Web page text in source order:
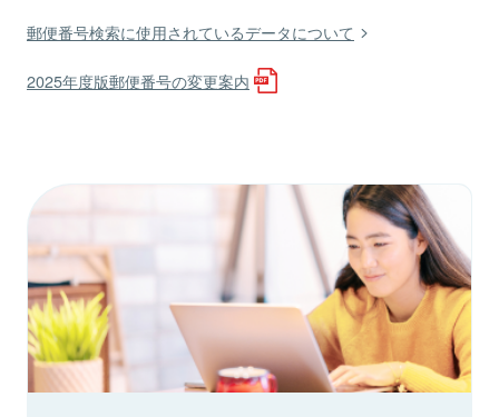
郵便番号検索に使用されているデータについて
2025年度版郵便番号の変更案内